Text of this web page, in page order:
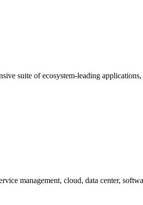
suite of ecosystem-leading
management, cloud, data center,